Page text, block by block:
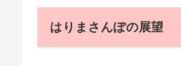
はりまさんぽの展望